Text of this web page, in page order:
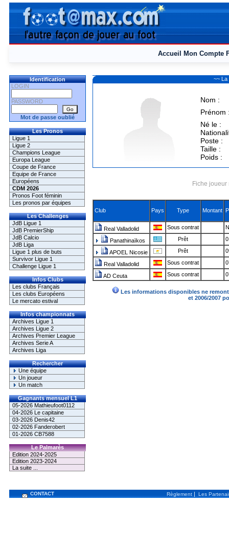
Accueil Mon Compte
Identification
LOGIN
PASSWORD
Mot de passe oublié
Les Pronos
Ligue 1
Ligue 2
Champions League
Europa League
Coupe de France
Equipe de France
Européens
CDM 2026
Pronos Foot féminin
Les pronos par équipes
Les Challenges
JdB Ligue 1
JdB PremierShip
JdB Calcio
JdB Liga
Ligue 1 plus de buts
Survivor Ligue 1
Challenge Ligue 1
Infos Clubs
Les clubs Français
Les clubs Européens
Le mercato estival
Infos championnats
Archives Ligue 1
Archives Ligue 2
Archives Premier League
Archives Serie A
Archives Liga
Rechercher
Une équipe
Un joueur
Un match
Gagnants mensuel L1
05-2026 Mathieufoot0112
04-2026 Le capitaine
03-2026 Denis42
02-2026 Fanderobert
01-2026 CB7588
Le Palmarès
Edition 2024-2025
Edition 2023-2024
La suite ...
~~ La
Nom :
Prénom
Né le :
Poste :
Taille :
Poids :
Fiche
Club Pays Type Montant
Real Valladolid Sous contrat
Panathinaïkos Prêt
APOEL Nicosie Prêt
Real Valladolid Sous contrat
AD Ceuta Sous contrat
Les informations disponibles ne
et 2006/2007
CONTACT Règlement | Les